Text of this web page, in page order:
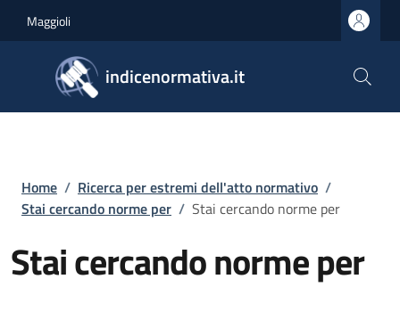
Maggioli
indicenormativa.it
Briciole di pane
Home / Ricerca per estremi dell'atto normativo /
Stai cercando norme per / Stai cercando norme per
Stai cercando norme per